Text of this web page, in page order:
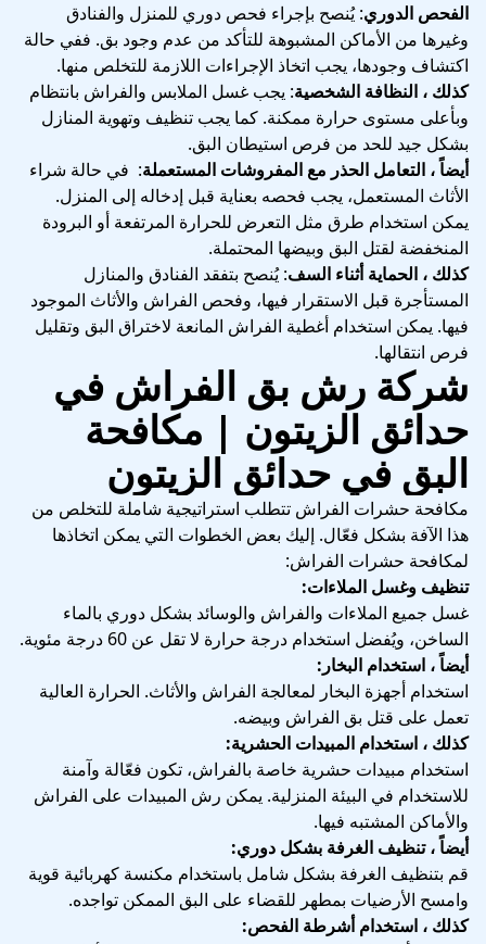
الفحص الدوري: يُنصح بإجراء فحص دوري للمنزل والفنادق
وغيرها من الأماكن المشبوهة للتأكد من عدم وجود بق. ففي حالة
اكتشاف وجودها، يجب اتخاذ الإجراءات اللازمة للتخلص منها.
كذلك ، النظافة الشخصية: يجب غسل الملابس والفراش بانتظام
وبأعلى مستوى حرارة ممكنة. كما يجب تنظيف وتهوية المنازل
بشكل جيد للحد من فرص استيطان البق.
أيضاً ، التعامل الحذر مع المفروشات المستعملة: في حالة شراء
الأثاث المستعمل، يجب فحصه بعناية قبل إدخاله إلى المنزل.
يمكن استخدام طرق مثل التعرض للحرارة المرتفعة أو البرودة
المنخفضة لقتل البق وبيضها المحتملة.
كذلك ، الحماية أثناء السف: يُنصح بتفقد الفنادق والمنازل
المستأجرة قبل الاستقرار فيها، وفحص الفراش والأثاث الموجود
فيها. يمكن استخدام أغطية الفراش المانعة لاختراق البق وتقليل
فرص انتقالها.
شركة رش بق الفراش في
حدائق الزيتون | مكافحة
البق في حدائق الزيتون
مكافحة حشرات الفراش تتطلب استراتيجية شاملة للتخلص من
هذا الآفة بشكل فعّال. إليك بعض الخطوات التي يمكن اتخاذها
لمكافحة حشرات الفراش:
تنظيف وغسل الملاءات:
غسل جميع الملاءات والفراش والوسائد بشكل دوري بالماء
الساخن، ويُفضل استخدام درجة حرارة لا تقل عن 60 درجة مئوية.
أيضاً ، استخدام البخار:
استخدام أجهزة البخار لمعالجة الفراش والأثاث. الحرارة العالية
تعمل على قتل بق الفراش وبيضه.
كذلك ، استخدام المبيدات الحشرية:
استخدام مبيدات حشرية خاصة بالفراش، تكون فعّالة وآمنة
للاستخدام في البيئة المنزلية. يمكن رش المبيدات على الفراش
والأماكن المشتبه فيها.
أيضاً ، تنظيف الغرفة بشكل دوري:
قم بتنظيف الغرفة بشكل شامل باستخدام مكنسة كهربائية قوية
وامسح الأرضيات بمطهر للقضاء على البق الممكن تواجده.
كذلك ، استخدام أشرطة الفحص: